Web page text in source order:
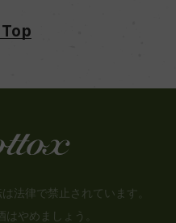
法律で禁止されています。
やめましょう。